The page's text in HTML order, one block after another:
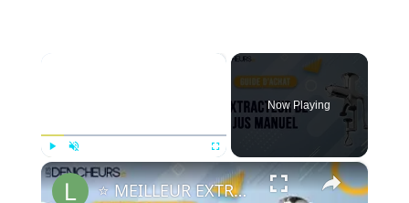
×
Play Unmute Fullscreen
Now Playing
×
⭐️ MEILLEUR EXTRACTEUR DE JUS MANUEL - Comparatif & Guide d'achat (NOUVEAUTÉS) 2023 ⭐️